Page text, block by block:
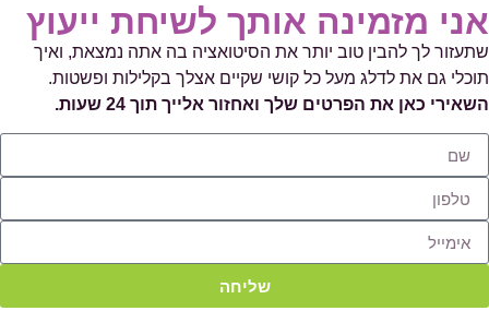
אני מזמינה אותך לשיחת ייעוץ
שתעזור לך להבין טוב יותר את הסיטואציה בה אתה נמצאת, ואיך
תוכלי גם את לדלג מעל כל קושי שקיים אצלך בקלילות ופשטות.
השאירי כאן את הפרטים שלך ואחזור אלייך תוך 24 שעות.
שליחה